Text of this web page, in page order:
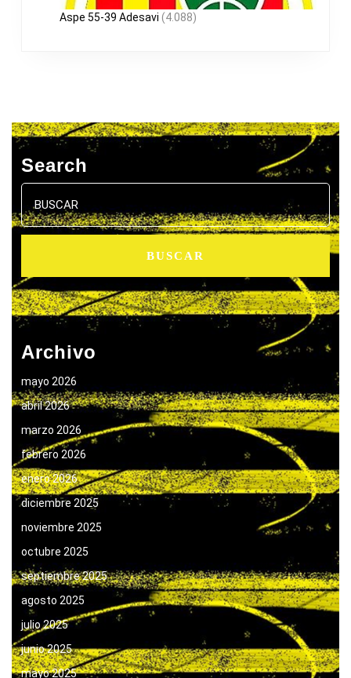
Aspe 55-39 Adesavi (4.088)
Search
Buscar:
Archivo
mayo 2026
abril 2026
marzo 2026
febrero 2026
enero 2026
diciembre 2025
noviembre 2025
octubre 2025
septiembre 2025
agosto 2025
julio 2025
junio 2025
mayo 2025